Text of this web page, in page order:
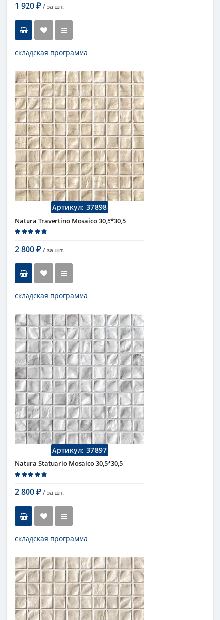
1 920 ₽ / за шт.
складская программа
Длина
30,5 см
Высота
30,5 см
Цвет
бежевый,светлый
Страна
Италия
Поверхность
матовая
Коллекция
Fap Ceramiche
Артикул:37898
Natura Travertino Mosaico 30,5*30,5
2 800 ₽ / за шт.
складская программа
Длина
30,5 см
Высота
30,5 см
Цвет
бежевый,светлый
Страна
Италия
Поверхность
матовая
Коллекция
Fap Ceramiche
Артикул:37897
Natura Statuario Mosaico 30,5*30,5
2 800 ₽ / за шт.
складская программа
Длина
30,5 см
Высота
30,5 см
Рисунок
под мрамор ...
Цвет
серый
Страна
Италия